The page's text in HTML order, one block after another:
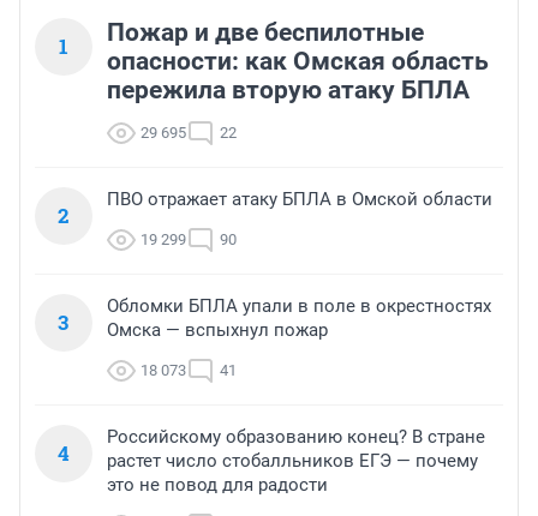
1
Пожар и две беспилотные
опасности: как Омская область
пережила вторую атаку БПЛА
29 695 22
2
ПВО отражает атаку БПЛА в Омской области
19 299 90
3
Обломки БПЛА упали в поле в окрестностях
Омска — вспыхнул пожар
18 073 41
4
Российскому образованию конец? В стране
растет число стобалльников ЕГЭ — почему
это не повод для радости